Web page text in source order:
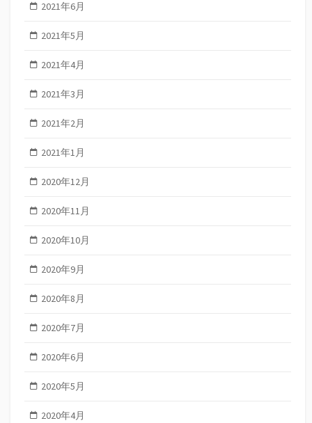
2021年6月
2021年5月
2021年4月
2021年3月
2021年2月
2021年1月
2020年12月
2020年11月
2020年10月
2020年9月
2020年8月
2020年7月
2020年6月
2020年5月
2020年4月